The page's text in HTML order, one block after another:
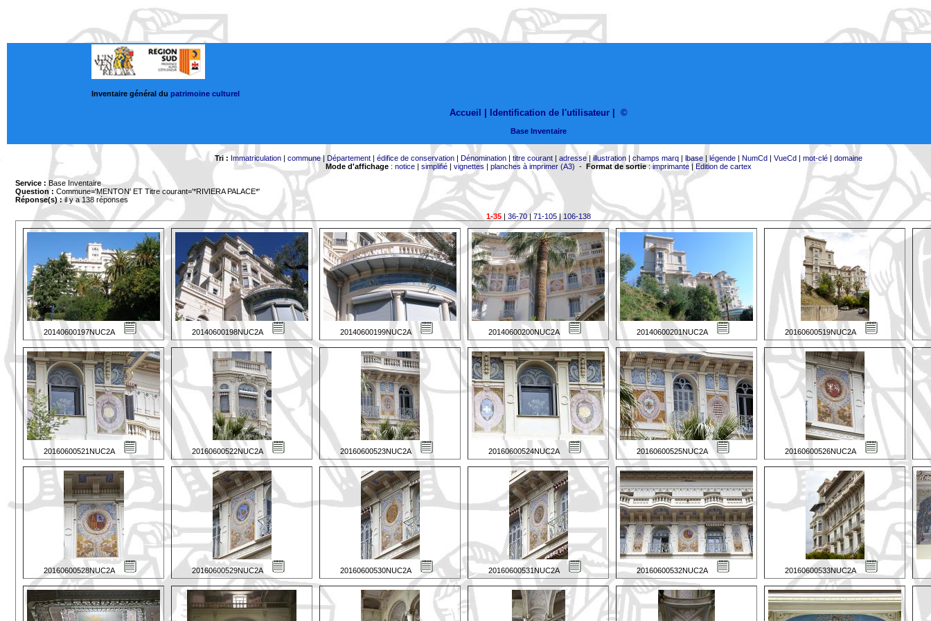
Inventaire général du patrimoine culturel
Accueil | Identification de l'utilisateur ©
Base Inventaire
Tri : Immatriculation| commune| Département| édifice de conservation| Dénomination| titre courant| adresse|illustration| champs marq| lbase| légende| NumCd| VueCd| mot-clé| domaine
Mode d'affichage: notice| simplifié| vignettes | planches à imprimer (A3) - Format de sortie:imprimante| Edition de cartex
Service : Base Inventaire
Question : Commune='MENTON' ET Titre courant='*RIVIERA PALACE*'
Réponse(s) :il y a 138 réponses
1-35| 36-70| 71-105|106-138
20140600197NUC2A 20140600198NUC2A 20140600199NUC2A 20140600200NUC2A 20140600201NUC2A 20160600519NUC2A
20160600521NUC2A 20160600522NUC2A 20160600523NUC2A 20160600524NUC2A 20160600525NUC2A 20160600526NUC2A
20160600528NUC2A 20160600529NUC2A 20160600530NUC2A 20160600531NUC2A 20160600532NUC2A 20160600533NUC2A